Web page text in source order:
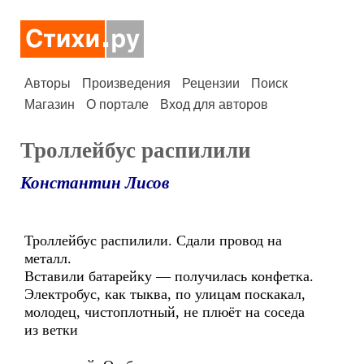
Авторы Произведения Рецензии
Поиск
Магазин
О портале Вход для авторов
Троллейбус распилили
Константин Лисов
Троллейбус распилили. Сдали провод на
металл.
Вставили батарейку — получилась конфетка.
Электробус, как тыква, по улицам поскакал,
молодец, чистоплотный, не плюёт на соседа
из ветки